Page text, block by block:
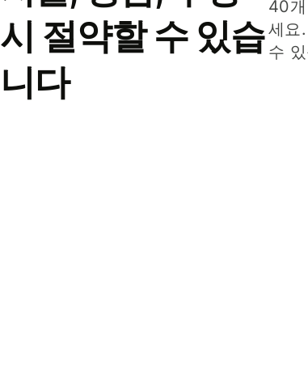
시 절약할 수 있습
니다
40
세요
수